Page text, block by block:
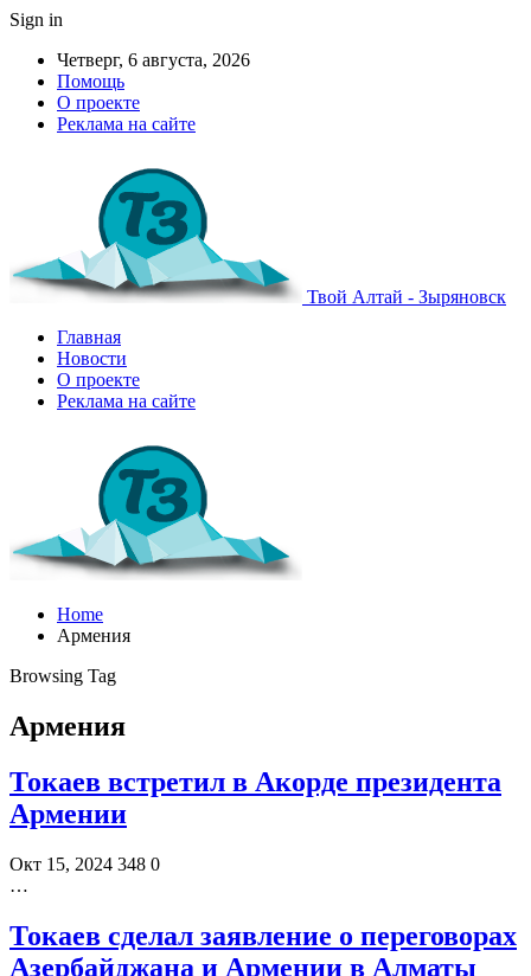
Sign in
Четверг, 6 августа, 2026
Помощь
О проекте
Реклама на сайте
Твой Алтай - Зыряновск
Главная
Новости
О проекте
Реклама на сайте
Home
Армения
Browsing Tag
Армения
Токаев встретил в Акорде президента
Армении
Окт 15, 2024 348 0
…
Токаев сделал заявление о переговорах
Азербайджана и Армении в Алматы